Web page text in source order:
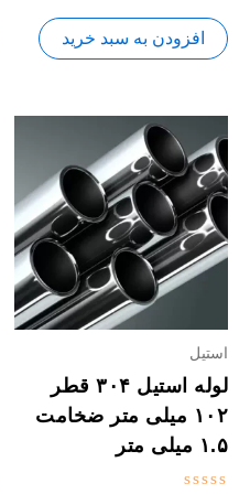
از
5
افزودن به سبد خرید
استیل
لوله استیل ۳۰۴ قطر
۱۰۲ میلی متر ضخامت
۱.۵ میلی متر